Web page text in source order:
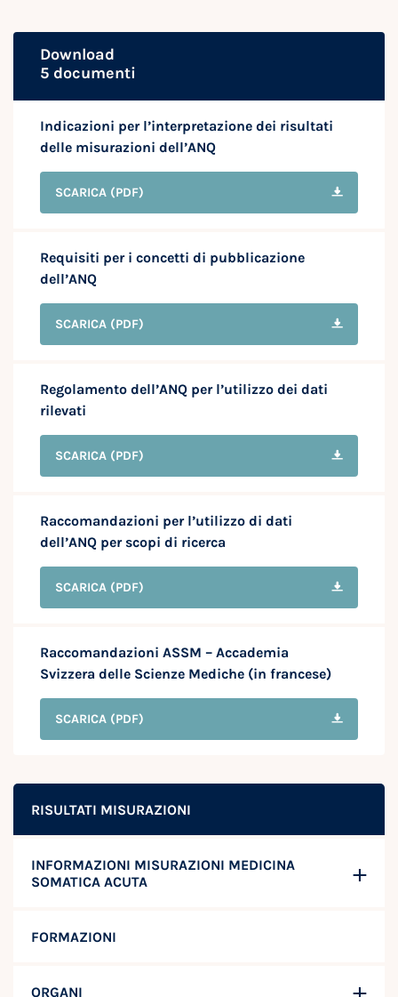
RISULTATI MISURAZIONI
INFORMAZIONI MISURAZIONI MEDICINA
SOMATICA ACUTA
FORMAZIONI
ORGANI
Download
5 documenti
Indicazioni per l’interpretazione dei risultati
delle misurazioni dell’ANQ
SCARICA (PDF)
Requisiti per i concetti di pubblicazione
dell’ANQ
SCARICA (PDF)
Regolamento dell’ANQ per l’utilizzo dei dati
rilevati
SCARICA (PDF)
Raccomandazioni per l’utilizzo di dati
dell’ANQ per scopi di ricerca
SCARICA (PDF)
Raccomandazioni ASSM – Accademia
Svizzera delle Scienze Mediche (in francese)
SCARICA (PDF)